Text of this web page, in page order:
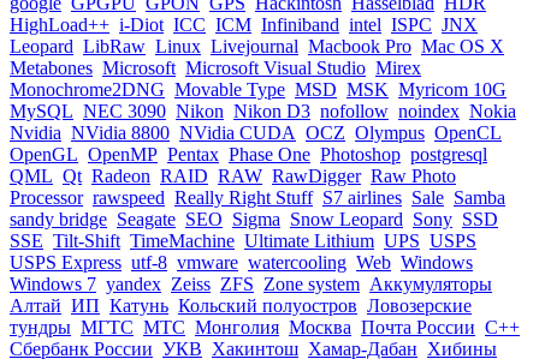
HighLoad++ i-Diot ICC ICM Infiniband intel ISPC JNX
Leopard LibRaw Linux Livejournal Macbook Pro Mac OS X
Metabones Microsoft Microsoft Visual Studio Mirex
Monochrome2DNG Movable Type MSD MSK Myricom 10G
MySQL NEC 3090 Nikon Nikon D3 nofollow noindex Nokia
Nvidia NVidia 8800 NVidia CUDA OCZ Olympus OpenCL
OpenGL OpenMP Pentax Phase One Photoshop postgresql
QML Qt Radeon RAID RAW RawDigger Raw Photo
Processor rawspeed Really Right Stuff S7 airlines Sale Samba
sandy bridge Seagate SEO Sigma Snow Leopard Sony SSD
SSE Tilt-Shift TimeMachine Ultimate Lithium UPS USPS
USPS Express utf-8 vmware watercooling Web Windows
Windows 7 yandex Zeiss ZFS Zone system Аккумуляторы
Алтай ИП Катунь Кольский полуостров Ловозерские
тундры МГТС МТС Монголия Москва Почта России С++
Сбербанк России УКВ Хакинтош Хамар-Дабан Хибины